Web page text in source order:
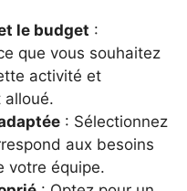
le budget :
que vous souhaitez
activité et
: Sélectionnez
aux besoins
votre équipe.